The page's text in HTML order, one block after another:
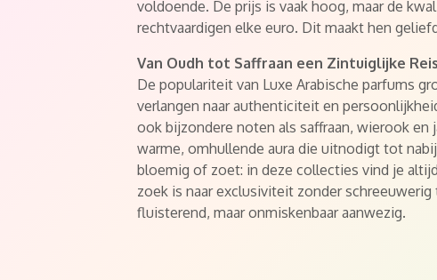
voldoende. De prijs is vaak hoog, maar de
rechtvaardigen elke euro. Dit maakt hen
Van Oudh tot Saffraan een Zintuiglijke Reis
De populariteit van Luxe Arabische parfums
verlangen naar authenticiteit en
ook bijzondere noten als saffraan, wierook en
warme, omhullende aura die uitnodigt tot
bloemig of zoet: in deze collecties vind je
zoek is naar exclusiviteit zonder
fluisterend, maar onmiskenbaar aanwezig.